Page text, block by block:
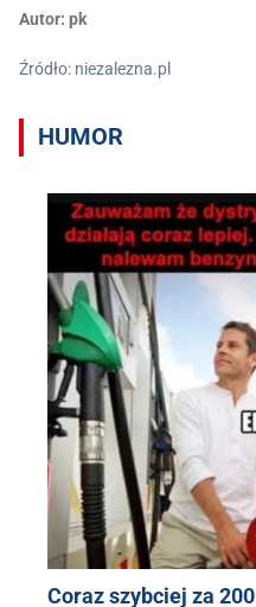
Autor: pk
Źródło: niezalezna.pl
HUMOR
Coraz szybciej za 200